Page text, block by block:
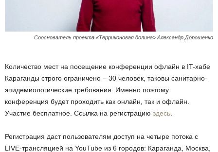
Сооснователь проекта «Терриконовая долина» Александр Дорошенко
Количество мест на посещение конференции офлайн в IT-хабе
Караганды строго ограничено – 30 человек, таковы санитарно-
эпидемиологические требования. Именно поэтому
конференция будет проходить как онлайн, так и офлайн.
Участие бесплатное. Ссылка на регистрацию здесь
Регистрация даст пользователям доступ на четыре потока с
LIVE-трансляцией на YouTube из 6 городов: Караганда, Москва,